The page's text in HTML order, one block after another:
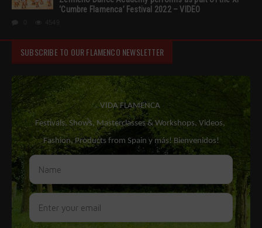
‘Cumbre Flamenca’ Festival 2022 – VIDEO
SUBSCRIBE TO OUR FLAMENCO NEWSLETTER